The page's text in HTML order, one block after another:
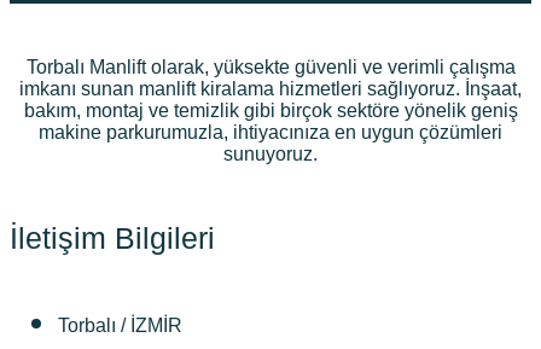
Torbalı Manlift olarak, yüksekte güvenli ve verimli çalışma
imkanı sunan manlift kiralama hizmetleri sağlıyoruz. İnşaat,
bakım, montaj ve temizlik gibi birçok sektöre yönelik geniş
makine parkurumuzla, ihtiyacınıza en uygun çözümleri
sunuyoruz.
İletişim Bilgileri
Torbalı / İZMİR